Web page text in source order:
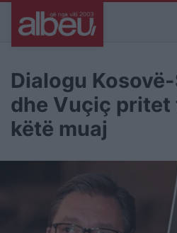
Dialogu
dhe Vuçiç pritet
këtë muaj